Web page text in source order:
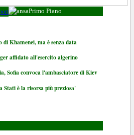
Primo Piano
Khamenei, ma è senza data
affidato all'esercito algerino
Sofia convoca l'ambasciatore di Kiev
è la risorsa più preziosa'